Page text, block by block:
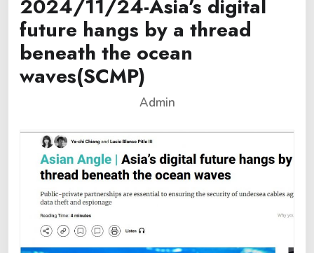
2024/11/24-Asia’s digital
future hangs by a thread
beneath the ocean
waves(SCMP)
Admin